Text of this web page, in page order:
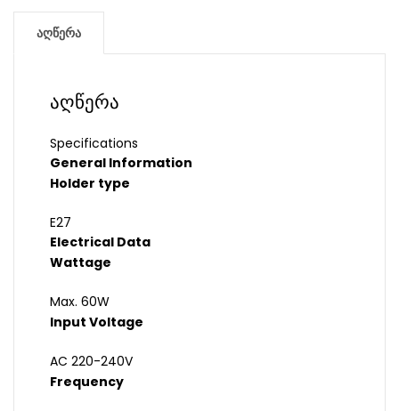
აღწერა
აღწერა
Specifications
General Information
Holder type
E27
Electrical Data
Wattage
Max. 60W
Input Voltage
AC 220-240V
Frequency